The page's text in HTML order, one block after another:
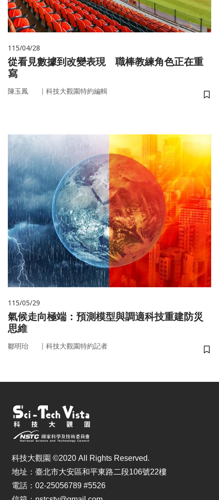
115/04/28
從看見數據到改變表現 職棒教練角色正在重
寫
陳玉鳳 ｜ 科技大觀園特約編輯
儲
115/05/29
氣候走向極端：預測模型與調適科技重建防災
思維
鄒明珆 ｜ 科技大觀園特約記者
儲
科技大觀園 ©2020 All Rights Reserved.
地址：臺北市大安區和平東路二段106號22樓
電話：02-25056789 #5526